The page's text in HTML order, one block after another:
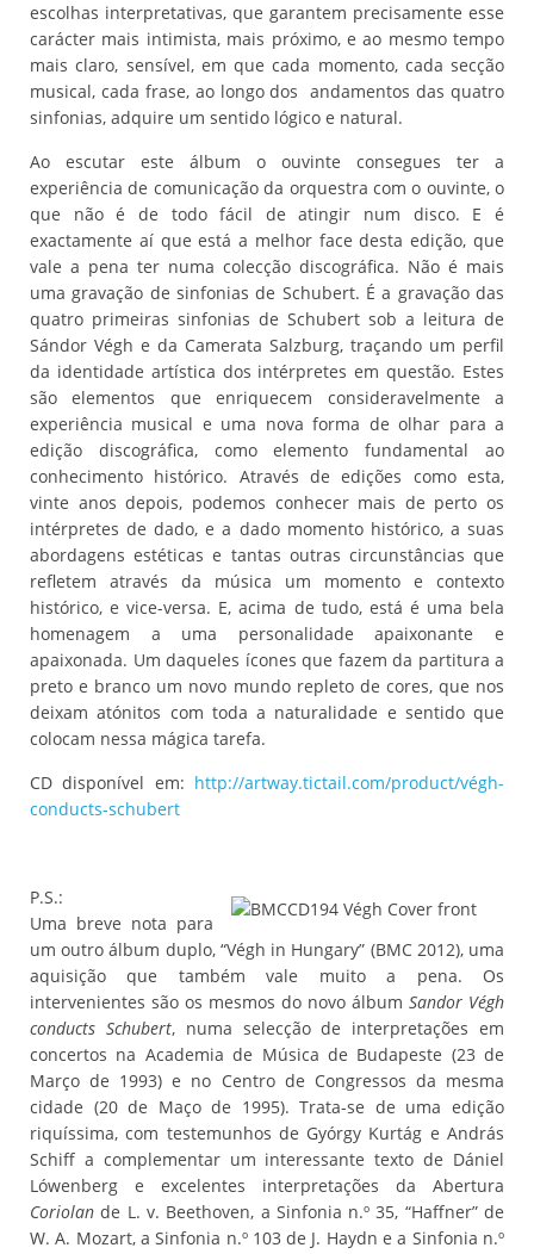
escolhas interpretativas, que garantem precisamente esse
carácter mais intimista, mais próximo, e ao mesmo tempo
mais claro, sensível, em que cada momento, cada secção
musical, cada frase, ao longo dos andamentos das quatro
sinfonias, adquire um sentido lógico e natural.
Ao escutar este álbum o ouvinte consegues ter a
experiência de comunicação da orquestra com o ouvinte, o
que não é de todo fácil de atingir num disco. E é
exactamente aí que está a melhor face desta edição, que
vale a pena ter numa colecção discográfica. Não é mais
uma gravação de sinfonias de Schubert. É a gravação das
quatro primeiras sinfonias de Schubert sob a leitura de
Sándor Végh e da Camerata Salzburg, traçando um perfil
da identidade artística dos intérpretes em questão. Estes
são elementos que enriquecem consideravelmente a
experiência musical e uma nova forma de olhar para a
edição discográfica, como elemento fundamental ao
conhecimento histórico. Através de edições como esta,
vinte anos depois, podemos conhecer mais de perto os
intérpretes de dado, e a dado momento histórico, a suas
abordagens estéticas e tantas outras circunstâncias que
refletem através da música um momento e contexto
histórico, e vice-versa. E, acima de tudo, está é uma bela
homenagem a uma personalidade apaixonante e
apaixonada. Um daqueles ícones que fazem da partitura a
preto e branco um novo mundo repleto de cores, que nos
deixam atónitos com toda a naturalidade e sentido que
colocam nessa mágica tarefa.
CD disponível em: http://artway.tictail.com/product/végh-
conducts-schubert
P.S.:
Uma breve nota para
um outro álbum duplo, “Végh in Hungary” (BMC 2012), uma
aquisição que também vale muito a pena. Os
intervenientes são os mesmos do novo álbum Sandor Végh
conducts Schubert, numa selecção de interpretações em
concertos na Academia de Música de Budapeste (23 de
Março de 1993) e no Centro de Congressos da mesma
cidade (20 de Maço de 1995). Trata-se de uma edição
riquíssima, com testemunhos de Gyórgy Kurtág e András
Schiff a complementar um interessante texto de Dániel
Lówenberg e excelentes interpretações da Abertura
Coriolan de L. v. Beethoven, a Sinfonia n.º 35, “Haffner” de
W. A. Mozart, a Sinfonia n.º 103 de J. Haydn e a Sinfonia n.º